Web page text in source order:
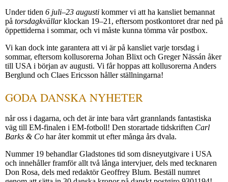
Under tiden 6 juli–23 augusti kommer vi att ha kansliet bemannat
på torsdagkvällarklockan 19–21, eftersom postkontoret drar ned på
öppettiderna i sommar, och vi måste kunna tömma vår postbox.
Vi kan dock inte garantera att vi är på kansliet varje torsdag i
sommar, eftersom kollusorerna Johan Blixt och Greger Nässán åker
till USA i början av augusti. Vi får hoppas att kollusorerna Anders
Berglund och Claes Ericsson håller ställningarna!
GODA DANSKA NYHETER
når oss i dagarna, och det är inte bara vårt grannlands fantastiska
väg till EM-finalen i EM-fotboll! Den storartade tidskriften Carl
Barks & Co har åter kommit ut efter många års dvala.
Nummer 19 behandlar Gladstones tid som disneyutgivare i USA
och innehåller framför allt två långa intervjuer, dels med tecknaren
Don Rosa, dels med redaktör Geoffrey Blum. Beställ numret